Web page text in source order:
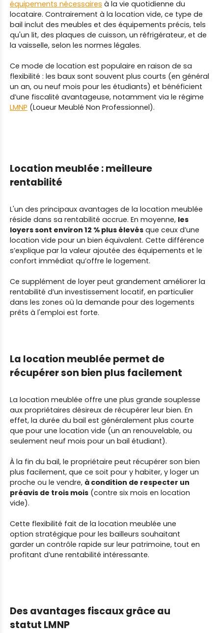
équipements nécessaires à la vie quotidienne du
locataire. Contrairement à la location vide, ce type de
bail inclut des meubles et des équipements précis, tels
qu'un lit, des plaques de cuisson, un réfrigérateur, et de
la vaisselle, selon les normes légales.
Ce mode de location est populaire en raison de sa
flexibilité : les baux sont souvent plus courts (en général
un an, ou neuf mois pour les étudiants) et bénéficient
d’une fiscalité avantageuse, notamment via le régime
LMNP (Loueur Meublé Non Professionnel).
Location meublée :meilleure
rentabilité
L'un des principaux avantages de la location meublée
réside dans sa rentabilité accrue. En moyenne, les
loyers sont environ 12 % plus élevés que ceux d’une
location vide pour un bien équivalent. Cette différence
s’explique par la valeur ajoutée des équipements et le
confort immédiat qu’offre le logement.
Ce supplément de loyer peut grandement améliorer la
rentabilité d’un investissement locatif, en particulier
dans les zones où la demande pour des logements
prêts à l'emploi est forte.
La location meublée permet de
récupérer son bien plus facilement
La location meublée offre une plus grande souplesse
aux propriétaires désireux de récupérer leur bien. En
effet, la durée du bail est généralement plus courte
que pour une location vide (un an renouvelable, ou
seulement neuf mois pour un bail étudiant).
À la fin du bail, le propriétaire peut récupérer son bien
plus facilement, que ce soit pour y habiter, y loger un
proche ou le vendre, à condition de respecter un
préavis de trois mois (contre six mois en location
vide).
Cette flexibilité fait de la location meublée une
option stratégique pour les bailleurs souhaitant
garder un contrôle rapide sur leur patrimoine, tout en
profitant d’une rentabilité intéressante.
Des avantages fiscaux grâce au
statut LMNP